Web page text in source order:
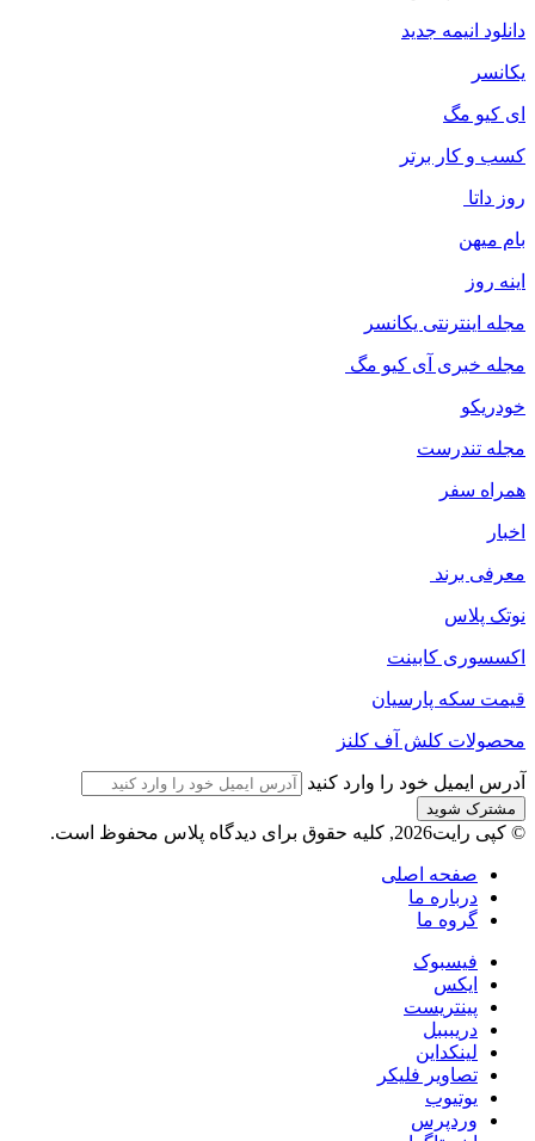
دانلود انیمه جدید
یکانسر
ای کیو مگ
کسب و کار برتر
روز داتا
بام میهن
اینه روز
مجله اینترنتی یکانسر
مجله خبری آی کیو مگ
خودریکو
مجله‌ تندرست
همراه سفر
اخبار
معرفی برند
نوتک پلاس
اکسسوری کابینت
قیمت سکه پارسیان
محصولات کلش آف کلنز
آدرس ایمیل خود را وارد کنید
© کپی رایت2026, کلیه حقوق برای دیدگاه پلاس محفوظ است.
صفحه اصلی
درباره ما
گروه ما
فیسبوک
ایکس
پینتریست
دریبببل
لینکداین
تصاویر فلیکر
یوتیوب
وردپرس